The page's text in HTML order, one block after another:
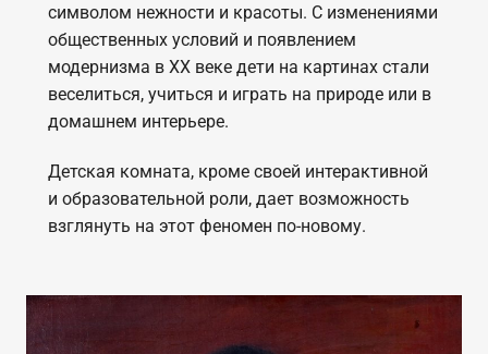
символом нежности и красоты. С изменениями
общественных условий и появлением
модернизма в XX веке дети на картинах стали
веселиться, учиться и играть на природе или в
домашнем интерьере.
Детская комната, кроме своей интерактивной
и образовательной роли, дает возможность
взглянуть на этот феномен по-новому.